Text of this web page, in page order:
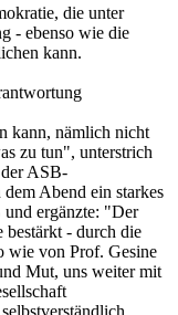
die unter
- ebenso wie die
kann.
kann, nämlich nicht
zu tun", unterstrich
ASB-
Abend ein starkes
und ergänzte: "Der
bestärkt - durch die
wie von Prof. Gesine
Mut, uns weiter mit